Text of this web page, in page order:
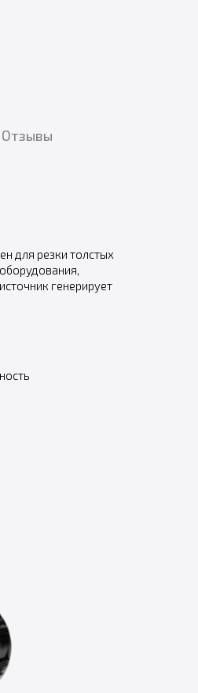
Отзывы
для резки толстых
генерирует